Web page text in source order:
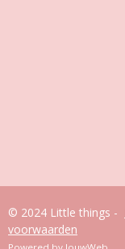
© 2024 Little things -
voorwaarden